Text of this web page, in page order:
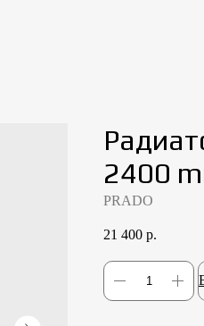
2400
PRADO
21 400 р.